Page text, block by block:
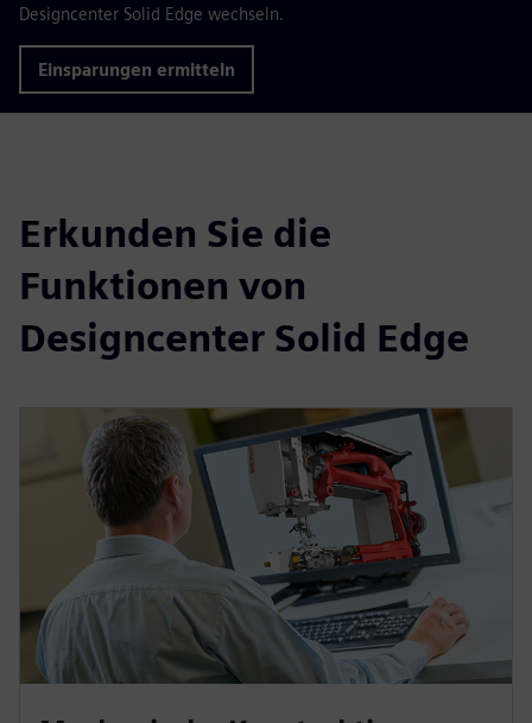
Designcenter Solid Edge wechseln.
Einsparungen ermitteln
Erkunden Sie die
Funktionen von
Designcenter Solid Edge